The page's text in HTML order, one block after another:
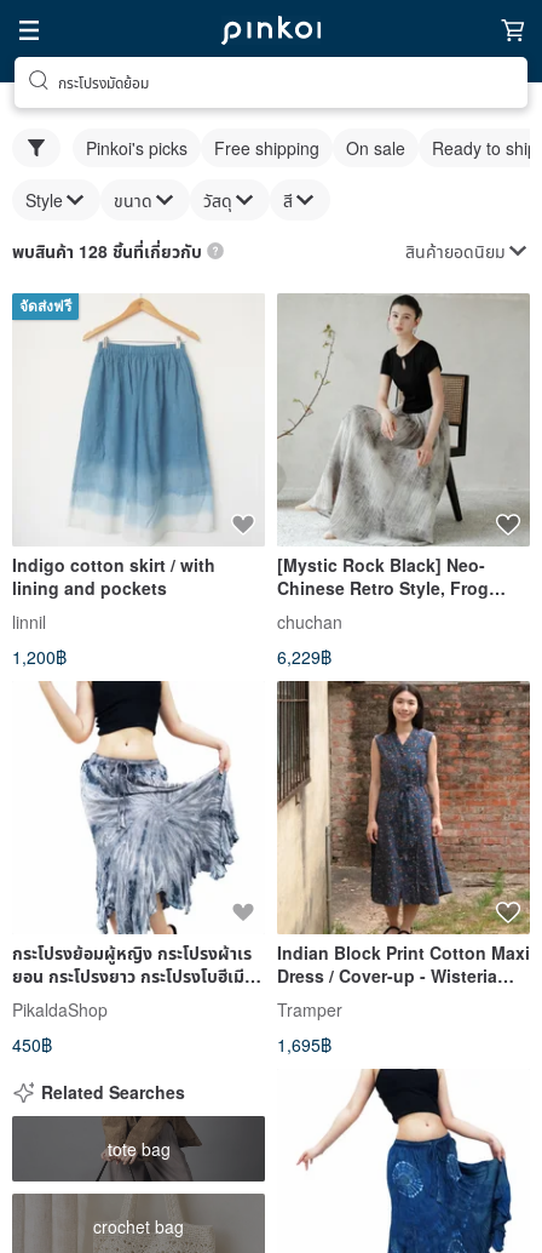
กระโปรงมัดย้อม
Pinkoi's picks Free shipping On sale Ready to ship
Style ขนาด วัสดุ สี
พบสินค้า 128 ชิ้นที่เกี่ยวกับ สินค้ายอดนิยม
จัดส่งฟรี
Indigo cotton skirt / with
lining and pockets
linnil
1,200฿
[Mystic Rock Black] Neo-
Chinese Retro Style, Frog
Button Water Drop Collar /
Patchwork Maxi Dress
chuchan
6,229฿
กระโปรงย้อมผู้หญิง กระโปรงผ้าเร
ยอน กระโปรงยาว กระโปรงโบฮีเมีย
น กระโปรงบาน
PikaldaShop
450฿
Indian Block Print Cotton Maxi
Dress / Cover-up - Wisteria
Sea Blue
Tramper
1,695฿
Related Searches
tote bag
crochet bag